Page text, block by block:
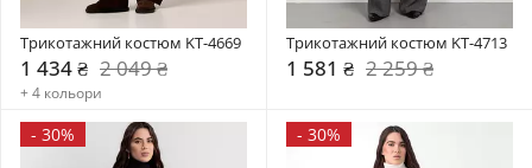
Трикотажний костюм KT-4669
1 434 ₴ 2 049 ₴
+ 4 кольори
Трикотажний костюм KT-4713
1 581 ₴ 2 259 ₴
- 30% - 30%